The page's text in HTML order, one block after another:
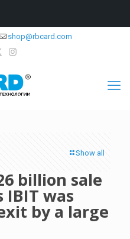
shop@rbcard.com
Show all
billion sale
IBIT was
by a large